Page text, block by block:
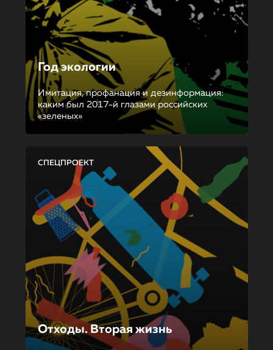
Год экологии
Имитация, профанация и дезинформация:
каким был 2017-й глазами российских
«зеленых»
СПЕЦПРОЕКТ
Отходы. Вторая жизнь